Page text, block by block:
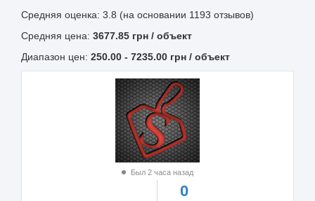
Средняя оценка: 3.8 (на основании 1193 отзывов)
Средняя цена: 3677.85 грн / объект
Диапазон цен: 250.00 - 7235.00 грн / объект
Был 2 часа назад
0